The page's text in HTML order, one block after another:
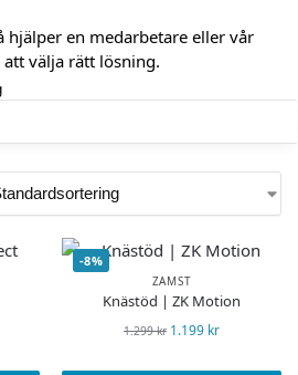
hjälper en medarbetare eller vår
välja rätt lösning.
-8%
ZAMST
Knästöd | ZK Motion
1.299kr 1.199 kr